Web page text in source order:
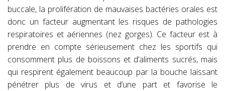
buccale, la prolifération de mauvaises bactéries orales est
donc un facteur augmentant les risques de pathologies
respiratoires et aériennes (nez gorges). Ce facteur est à
prendre en compte sérieusement chez les sportifs qui
consomment plus de boissons et d’aliments sucrés, mais
qui respirent également beaucoup par la bouche laissant
pénétrer plus de virus et d’une part et favorise le